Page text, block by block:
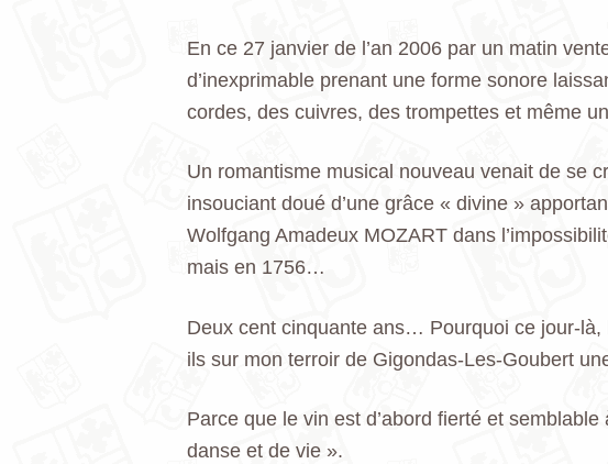
En ce 27 janvier de l’an 2006 par un matin
d’inexprimable prenant une forme sonore
cordes, des cuivres, des trompettes et même
Un romantisme musical nouveau venait de se
insouciant doué d’une grâce « divine »
Wolfgang Amadeux MOZART dans
mais en 1756…
Deux cent cinquante ans… Pourquoi ce jour-
ils sur mon terroir de Gigondas-Les-Goubert
Parce que le vin est d’abord fierté et
danse et de vie ».